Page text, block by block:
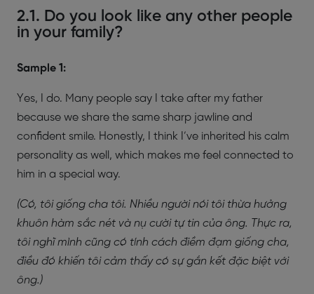
2.1. Do you look like any other people
in your family?
Sample 1:
Yes, I do. Many people say I take after my father
because we share the same sharp jawline and
confident smile. Honestly, I think I’ve inherited his calm
personality as well, which makes me feel connected to
him in a special way.
(Có, tôi giống cha tôi. Nhiều người nói tôi thừa hưởng
khuôn hàm sắc nét và nụ cười tự tin của ông. Thực ra,
tôi nghĩ mình cũng có tính cách điềm đạm giống cha,
điều đó khiến tôi cảm thấy có sự gắn kết đặc biệt với
ông.)